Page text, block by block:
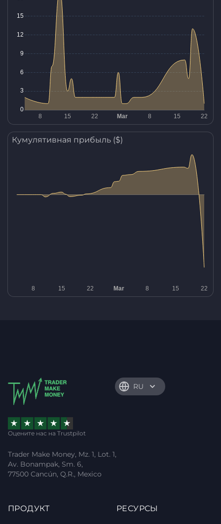
Кумулятивная прибыль ($)
RU
Оцените нас на Trustpilot
Trader Make Money, Mz. 1, Lot. 1,
Av. Bonampak, Sm. 6,
77500 Cancún, Q.R., Mexico
ПРОДУКТ РЕСУРСЫ